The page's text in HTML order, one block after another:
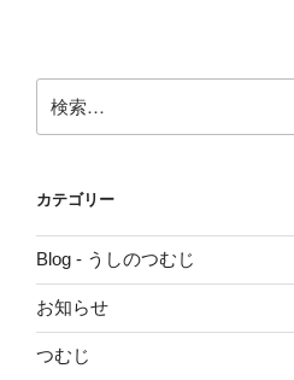
索:
カテゴリー
Blog - うしのつむじ
お知らせ
つむじ